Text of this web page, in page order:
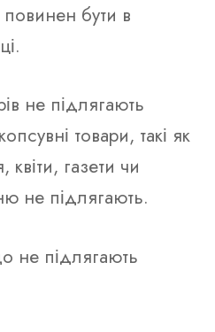
бути в
не підлягають
товари, такі як
квіти, газети чи
не підлягають.
не підлягають